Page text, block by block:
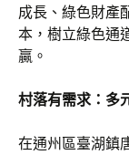
成長、綠色財產
本，樹立綠色通
贏。
村落有需求：多
在通州區臺湖鎮